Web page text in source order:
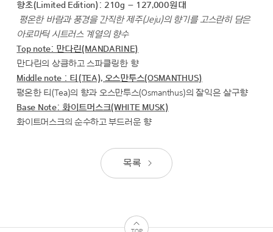
향초(Limited Edition): 210g – 127,000원대
평온한 바람과 풍경을 간직한 제주(Jeju)의 향기를 고스란히 담은
아로마틱 시트러스 계열의 향수
Top note: 만다린(MANDARINE)
만다린의 상큼하고 스파클링한 향
Middle note : 티(TEA), 오스만투스(OSMANTHUS)
평온한 티(Tea)의 향과 오스만투스(Osmanthus)의 잘익은 살구향
Base Note: 화이트머스크(WHITE MUSK)
화이트머스크의 순수하고 부드러운 향
목록